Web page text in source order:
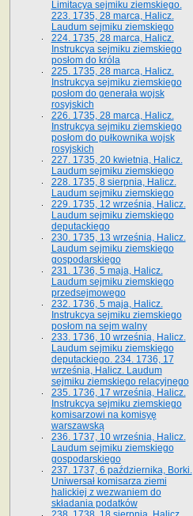
Limitacya sejmiku ziemskiego.
223. 1735, 28 marca, Halicz.
Laudum sejmiku ziemskiego
224. 1735, 28 marca, Halicz.
Instrukcya sejmiku ziemskiego
posłom do króla
225. 1735, 28 marca, Halicz.
Instrukcya sejmiku ziemskiego
posłom do generała wojsk
rosyjskich
226. 1735, 28 marca, Halicz.
Instrukcya sejmiku ziemskiego
posłom do pułkownika wojsk
rosyjskich
227. 1735, 20 kwietnia, Halicz.
Laudum sejmiku ziemskiego
228. 1735, 8 sierpnia, Halicz.
Laudum sejmiku ziemskiego
229. 1735, 12 września, Halicz.
Laudum sejmiku ziemskiego
deputackiego
230. 1735, 13 września, Halicz.
Laudum sejmiku ziemskiego
gospodarskiego
231. 1736, 5 maja, Halicz.
Laudum sejmiku ziemskiego
przedsejmowego
232. 1736, 5 maja, Halicz.
Instrukcya sejmiku ziemskiego
posłom na sejm walny
233. 1736, 10 września, Halicz.
Laudum sejmiku ziemskiego
deputackiego. 234. 1736, 17
września, Halicz. Laudum
sejmiku ziemskiego relacyjnego
235. 1736, 17 września, Halicz.
Instrukcya sejmiku ziemskiego
komisarzowi na komisyę
warszawską
236. 1737, 10 września, Halicz.
Laudum sejmiku ziemskiego
gospodarskiego
237. 1737, 6 października, Borki.
Uniwersał komisarza ziemi
halickiej z wezwaniem do
składania podatków